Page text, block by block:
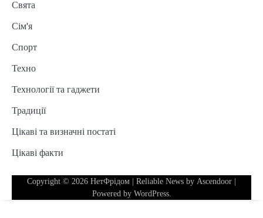
Свята
Сім'я
Спорт
Техно
Технології та гаджети
Традиції
Цікаві та визначні постаті
Цікаві факти
Copyright © 2026 НетФрідом | Reliable News by Ascendoor
Powered by WordPress.